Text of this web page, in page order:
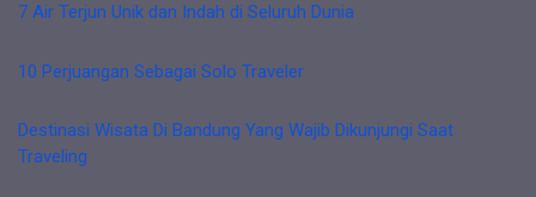
7 Air Terjun Unik dan Indah di Seluruh Dunia
10 Perjuangan Sebagai Solo Traveler
Destinasi Wisata Di Bandung Yang Wajib Dikunjungi Saat
Traveling